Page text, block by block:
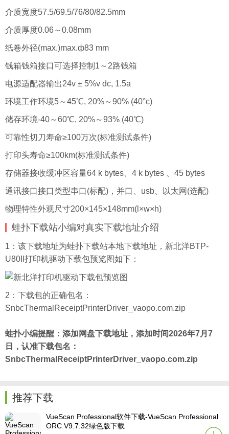
介质宽度57.5/69.5/76/80/82.5mm
介质厚度0.06～0.08mm
纸卷外径(max.)max.ф83 mm
钱箱钱箱接口可选择控制1～2路钱箱
电源适配器输出24v ± 5%v dc, 1.5a
环境工作环境5～45℃, 20%～90% (40°c)
储存环境-40～60℃, 20%～93% (40℃)
可靠性切刀寿命≥100万次(标准测试条件)
打印头寿命≥100km(标准测试条件)
存储器接收缓冲区容量64 k bytes、4 k bytes 、45 bytes
通讯接口接口类型串口(标配)，并口、usb、以太网(选配)
物理特性外观尺寸200×145×148mm(l×w×h)
蛙扑下载站小编对真实下载地址介绍
1：该下载地址为蛙扑下载站本地下载地址，新北洋BTP-
U80II打印机驱动下载包预览图如下：
2：下载包的正确包名：
SnbcThermalReceiptPrinterDriver_vaopo.com.zip
蛙扑小编提醒：添加网盘下载地址，添加时间2026年7月7
日，认准下载包名：
SnbcThermalReceiptPrinterDriver_vaopo.com.zip
推荐下载
VueScan Professional软件下载-VueScan Professional
ORC V9.7.32绿色版下载